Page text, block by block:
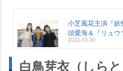
小芝風花主演『
頭愛海＆『リュ
2022-03-30
白鳥芽衣（しら